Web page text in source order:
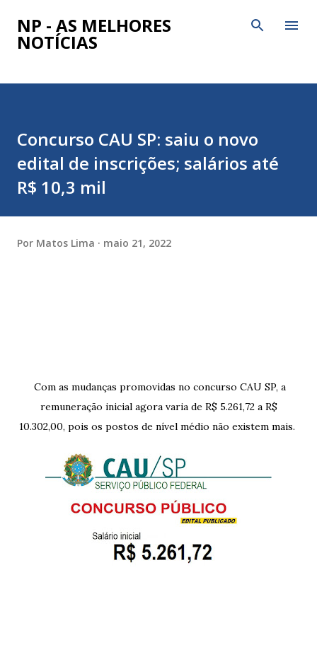
Pular para o conteúdo principal
NP - AS MELHORES
NOTÍCIAS
Concurso CAU SP: saiu o novo
edital de inscrições; salários até
R$ 10,3 mil
Por Matos Lima maio 21, 2022
Com as mudanças promovidas no concurso CAU SP, a
remuneração inicial agora varia de R$ 5.261,72 a R$
10.302,00, pois os postos de nível médio não existem mais.